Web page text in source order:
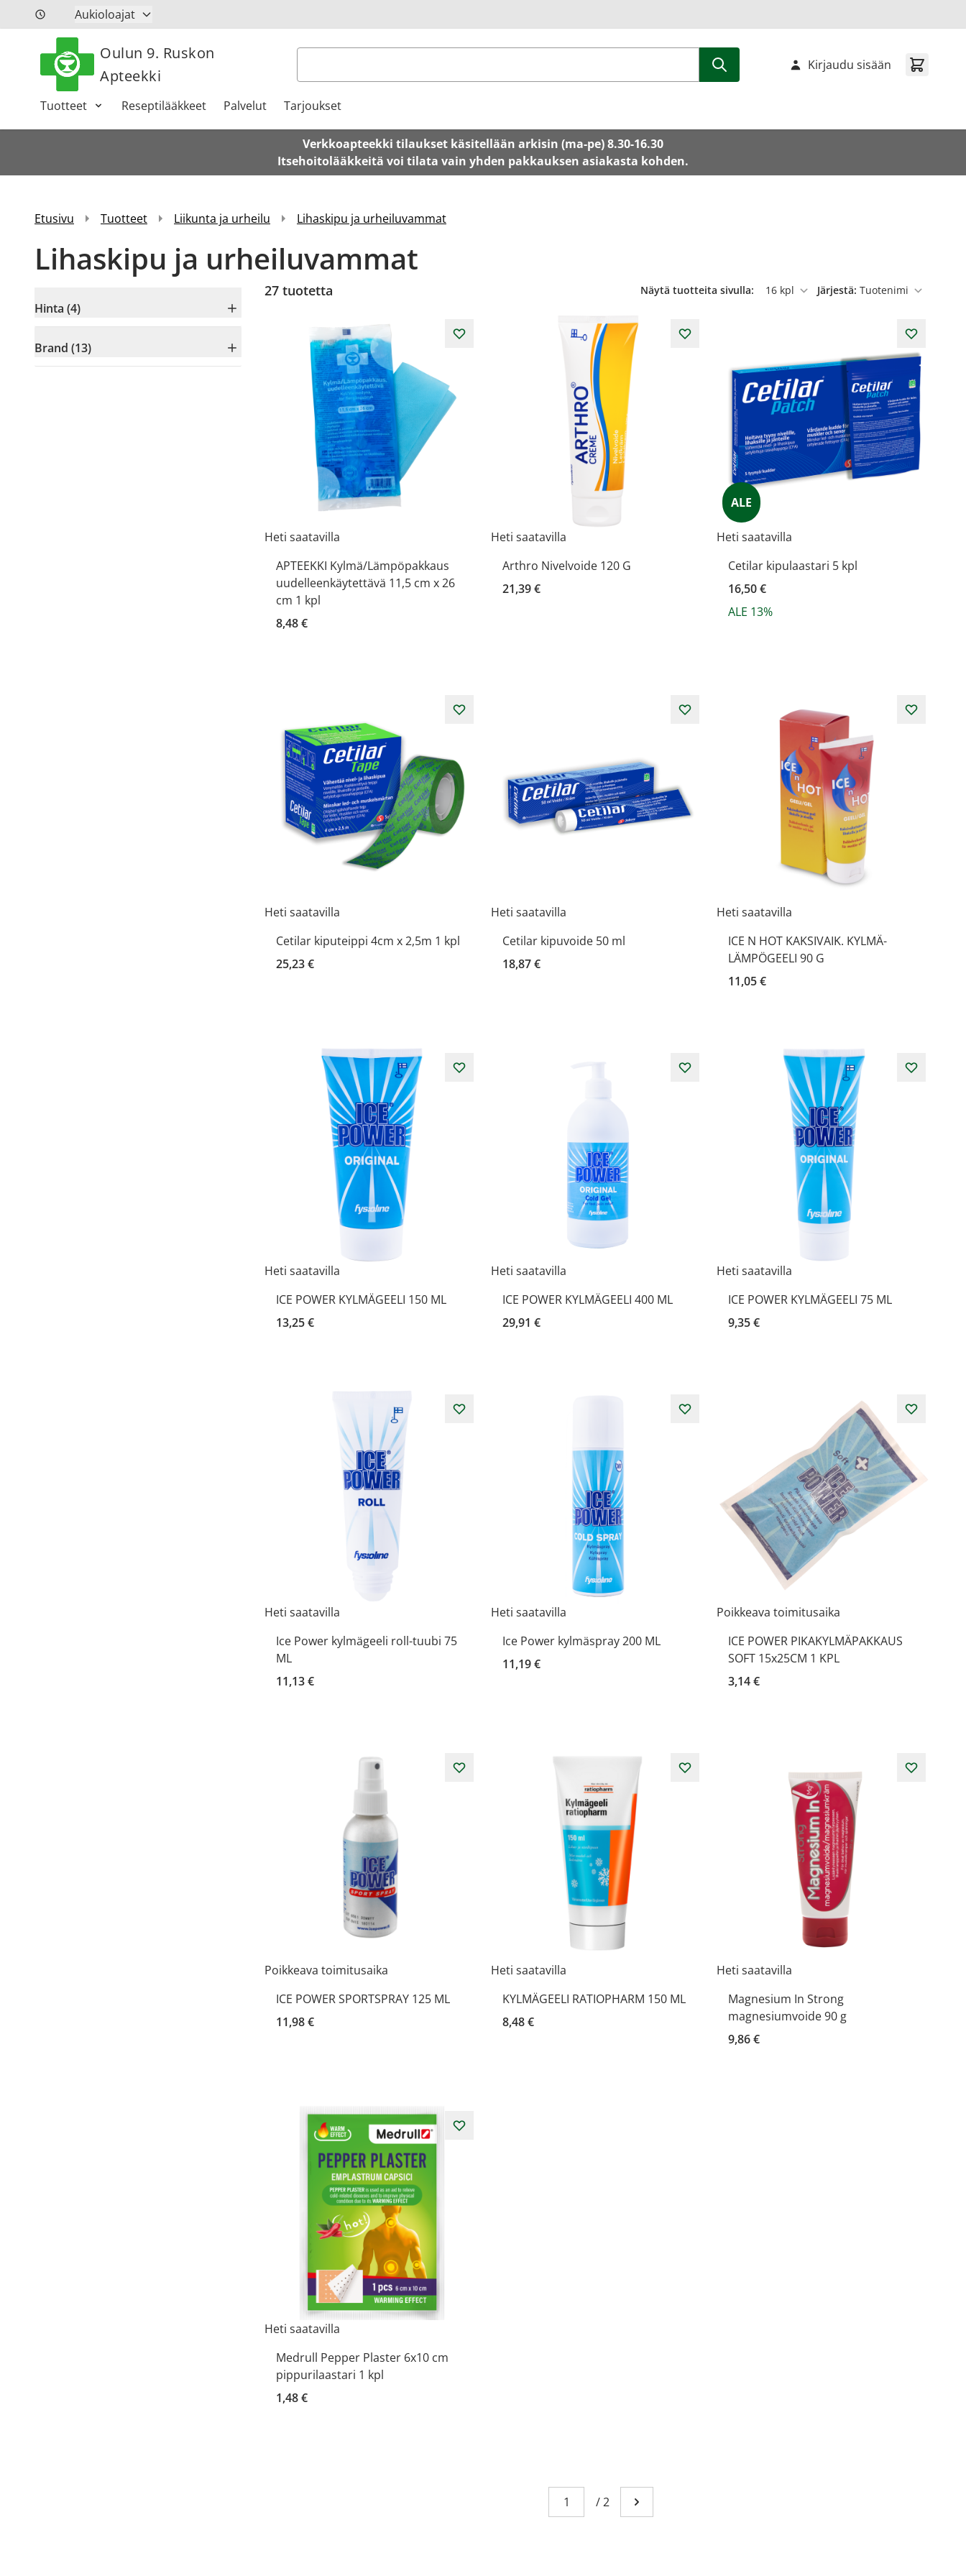
Siirry sisältöönAukioloajat
Oulun 9. Ruskon
Apteekki
Haku
Tuotteet Reseptilääkkeet Palvelut Tarjoukset
Kirjaudu sisään
Verkkoapteekki tilaukset käsitellään arkisin (ma-pe) 8.30-16.30
Itsehoitolääkkeitä voi tilata vain yhden pakkauksen asiakasta kohden.
Etusivu Tuotteet Liikunta ja urheilu Lihaskipu ja urheiluvammat
Lihaskipu ja urheiluvammat
Hinta (4)
Brand (13)
27 tuotetta Näytä tuotteita sivulla:
per sivu
Järjestä:
Heti saatavilla
APTEEKKI Kylmä/Lämpöpakkaus
uudelleenkäytettävä 11,5 cm x 26
cm 1 kpl
8,48 €
Heti saatavilla
Arthro Nivelvoide 120 G
21,39 €
ALE
Heti saatavilla
Cetilar kipulaastari 5 kpl
16,50 €
ALE 13%
Heti saatavilla
Cetilar kiputeippi 4cm x 2,5m 1 kpl
25,23 €
Heti saatavilla
Cetilar kipuvoide 50 ml
18,87 €
Heti saatavilla
ICE N HOT KAKSIVAIK. KYLMÄ-
LÄMPÖGEELI 90 G
11,05 €
Heti saatavilla
ICE POWER KYLMÄGEELI 150 ML
13,25 €
Heti saatavilla
ICE POWER KYLMÄGEELI 400 ML
29,91 €
Heti saatavilla
ICE POWER KYLMÄGEELI 75 ML
9,35 €
Heti saatavilla
Ice Power kylmägeeli roll-tuubi 75
ML
11,13 €
Heti saatavilla
Ice Power kylmäspray 200 ML
11,19 €
Poikkeava toimitusaika
ICE POWER PIKAKYLMÄPAKKAUS
SOFT 15x25CM 1 KPL
3,14 €
Poikkeava toimitusaika
ICE POWER SPORTSPRAY 125 ML
11,98 €
Heti saatavilla
KYLMÄGEELI RATIOPHARM 150 ML
8,48 €
Heti saatavilla
Magnesium In Strong
magnesiumvoide 90 g
9,86 €
Heti saatavilla
Medrull Pepper Plaster 6x10 cm
pippurilaastari 1 kpl
1,48 €
Sivu
You're currently reading page 1
/2 Mene seuraavalle sivulle